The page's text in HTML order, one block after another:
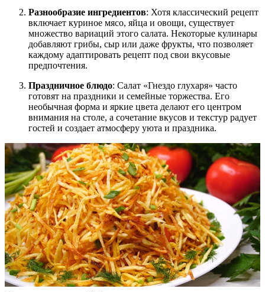
Разнообразие ингредиентов: Хотя классический рецепт
включает куриное мясо, яйца и овощи, существует
множество вариаций этого салата. Некоторые кулинары
добавляют грибы, сыр или даже фрукты, что позволяет
каждому адаптировать рецепт под свои вкусовые
предпочтения.
Праздничное блюдо: Салат «Гнездо глухаря» часто
готовят на праздники и семейные торжества. Его
необычная форма и яркие цвета делают его центром
внимания на столе, а сочетание вкусов и текстур радует
гостей и создает атмосферу уюта и праздника.